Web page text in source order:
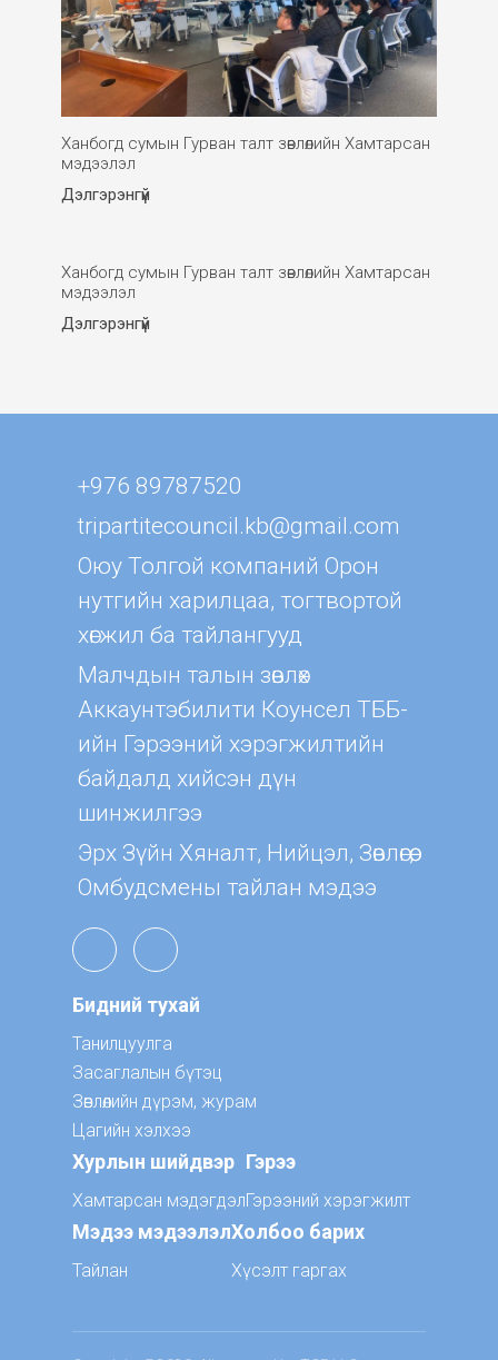
Ханбогд сумын Гурван талт зөвлөлийн Хамтарсан
мэдээлэл
Дэлгэрэнгүй
Ханбогд сумын Гурван талт зөвлөлийн Хамтарсан
мэдээлэл
Дэлгэрэнгүй
+976 89787520
tripartitecouncil.kb@gmail.com
Оюу Толгой компаний Орон
нутгийн харилцаа, тогтвортой
хөгжил ба тайлангууд
Малчдын талын зөвлөх
Aккаунтэбилити Коунсел ТББ-
ийн Гэрээний хэрэгжилтийн
байдалд хийсэн дүн
шинжилгээ
Эрх Зүйн Хяналт, Нийцэл, Зөвлөгөө,
Омбудсмены тайлан мэдээ
Бидний тухай
Танилцуулга
Засаглалын бүтэц
Зөвлөлийн дүрэм, журам
Цагийн хэлхээ
Хурлын шийдвэр
Хамтарсан мэдэгдэл
Гэрээ
Гэрээний хэрэгжилт
Мэдээ мэдээлэл
Тайлан
Холбоо барих
Хүсэлт гаргах